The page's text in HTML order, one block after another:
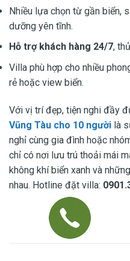
Nhiều lựa chọn từ gần biển,
dưỡng yên tĩnh.
Hỗ trợ khách hàng 24/7,
Villa phù hợp cho nhiều
rẻ hoặc view biển.
Với vị trí đẹp, tiện nghi đầy
Vũng Tàu cho 10 người là
nghỉ cùng gia đình hoặc
chỉ có nơi lưu trú thoải mái
không khí biển xanh và
nhau. Hotline đặt villa: